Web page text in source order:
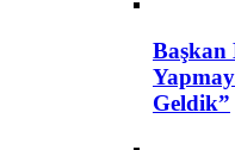
Başkan
Geldik”